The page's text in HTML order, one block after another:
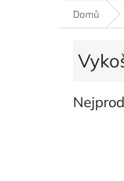
Malé
Domů